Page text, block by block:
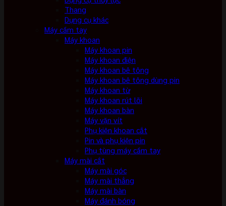
Thang
Dụng cụ khác
Máy cầm tay
Máy khoan
Máy khoan pin
Máy khoan điện
Máy khoan bê tông
Máy khoan bê tông dùng pin
Máy khoan từ
Máy khoan rút lõi
Máy khoan bàn
Máy vặn vít
Phụ kiện khoan cắt
Pin và phụ kiện pin
Phụ tùng máy cầm tay
Máy mài cắt
Máy mài góc
Máy mài thẳng
Máy mài bàn
Máy đánh bóng